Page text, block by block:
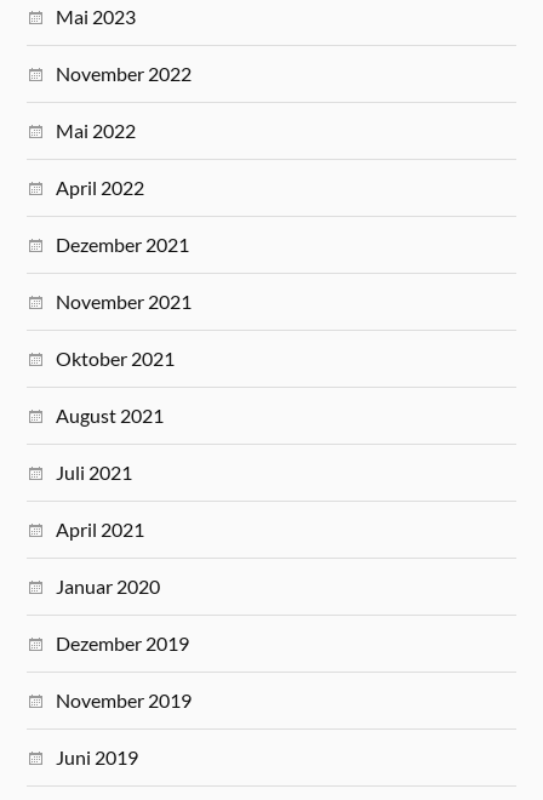
Mai 2023
November 2022
Mai 2022
April 2022
Dezember 2021
November 2021
Oktober 2021
August 2021
Juli 2021
April 2021
Januar 2020
Dezember 2019
November 2019
Juni 2019